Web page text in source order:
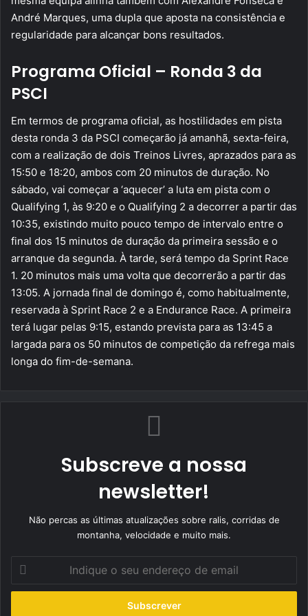
André Marques, uma dupla que aposta na consistência e
regularidade para alcançar bons resultados.
Programa Oficial – Ronda 3 da
PSCI
Em termos de programa oficial, as hostilidades em pista
desta ronda 3 da PSCI começarão já amanhã, sexta-feira,
com a realização de dois Treinos Livres, aprazados para as
15:50 e 18:20, ambos com 20 minutos de duração. No
sábado, vai começar a ‘aquecer’ a luta em pista com o
Qualifying 1, às 9:20 e o Qualifying 2 a decorrer a partir das
10:35, existindo muito pouco tempo de intervalo entre o
final dos 15 minutos de duração da primeira sessão e o
arranque da segunda. À tarde, será tempo da Sprint Race
1. 20 minutos mais uma volta que decorrerão a partir das
13:05. A jornada final de domingo é, como habitualmente,
reservada à Sprint Race 2 e a Endurance Race. A primeira
terá lugar pelas 9:15, estando prevista para as 13:45 a
largada para os 50 minutos de competição da refrega mais
longa do fim-de-semana.
Subscreve a nossa
newsletter!
Não percas as últimas atualizações sobre ralis, corridas de
montanha, velocidade e muito mais.
seu